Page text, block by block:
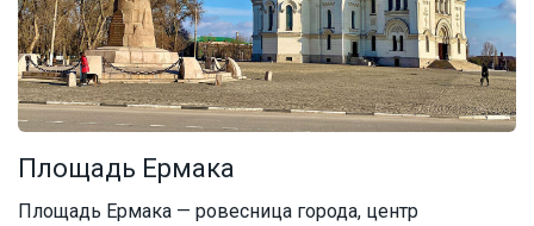
Площадь Ермака
Площадь Ермака — ровесница города, центр